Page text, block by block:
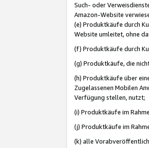
Such- oder
Amazon-Website
(e) Produktkäufe durch
Website umleitet, ohne
(f) Produktkäufe durch
(g) Produktkäufe, die
(h) Produktkäufe über
Zugelassenen Mobilen
Verfügung stellen, nutzt;
(i) Produktkäufe im
(j) Produktkäufe im
(k) alle